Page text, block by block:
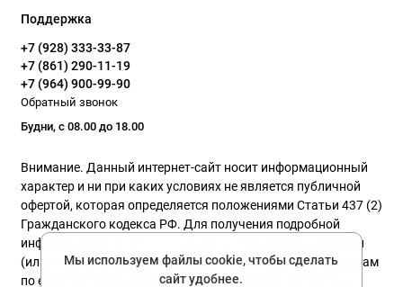
Поддержка
+7 (928) 333-33-87
+7 (861) 290-11-19
+7 (964) 900-99-90
Обратный звонок
Будни, с 08.00 до 18.00
Внимание. Данный интернет-сайт носит информационный
характер и ни при каких условиях не является публичной
офертой, которая определяется положениями Статьи 437 (2)
Гражданского кодекса РФ. Для получения подробной
информации о наличии и стоимости указанных товаров и
(или) услуг, пожалуйста, обращайтесь к нашим менеджерам
по email или телефону указанного в разделе контакты !
Мы используем файлы cookie, чтобы сделать
сайт удобнее.